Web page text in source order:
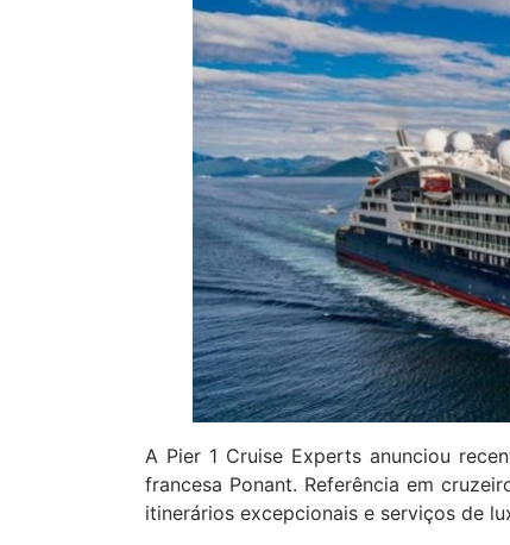
A Pier 1 Cruise Experts anunciou
francesa Ponant. Referência em
itinerários excepcionais e serviços de